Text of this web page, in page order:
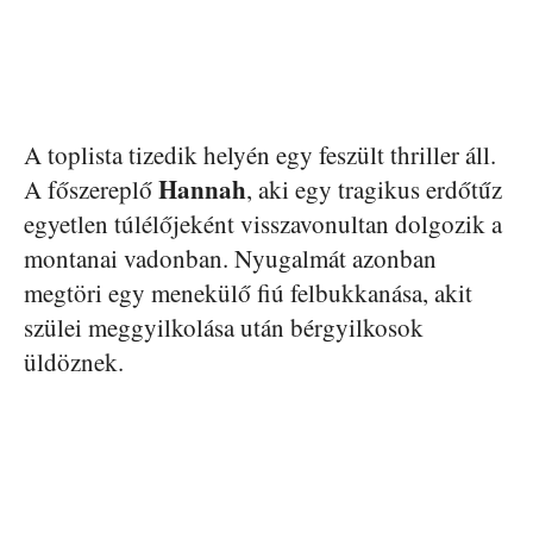
A toplista tizedik helyén egy feszült thriller áll.
A főszereplőHannah, aki egy tragikus erdőtűz
egyetlen túlélőjeként visszavonultan dolgozik a
montanai vadonban. Nyugalmát azonban
megtöri egy menekülő fiú felbukkanása, akit
szülei meggyilkolása után bérgyilkosok
üldöznek.